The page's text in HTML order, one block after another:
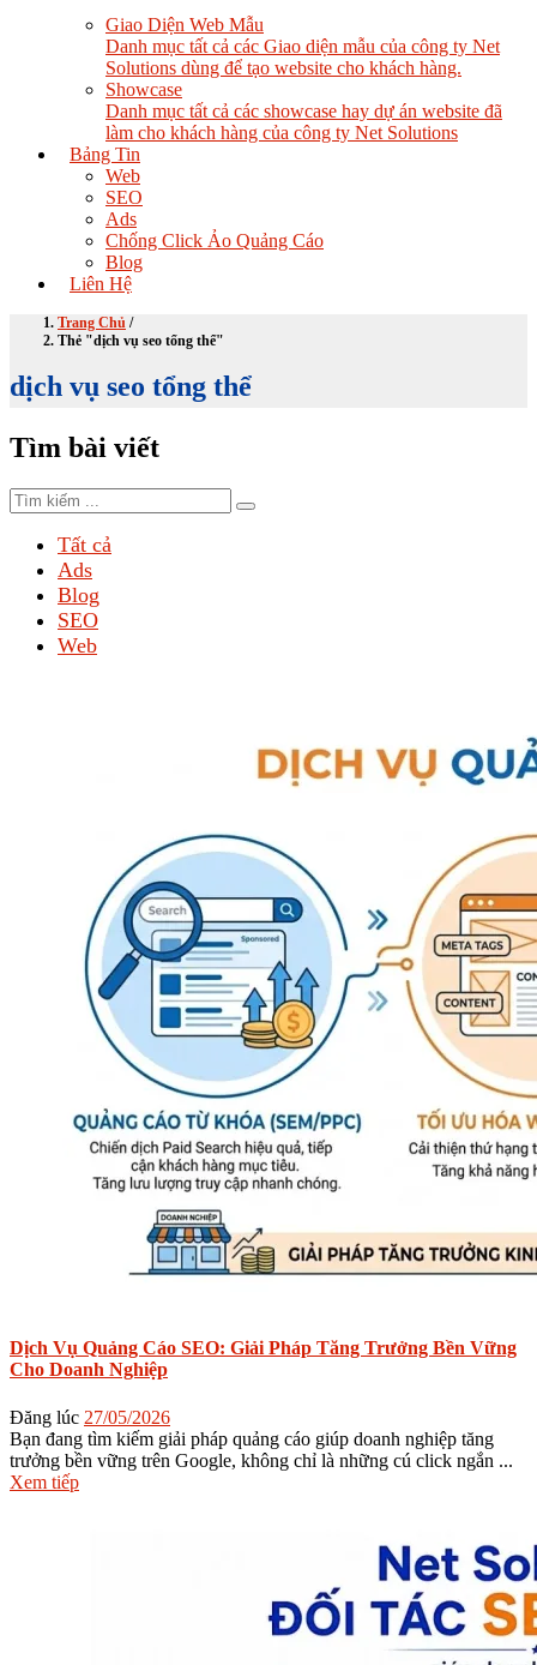
Giao Diện Web Mẫu
Danh mục tất cả các Giao diện mẫu của công ty Net
Solutions dùng để tạo website cho khách hàng.
Showcase
Danh mục tất cả các showcase hay dự án website đã
làm cho khách hàng của công ty Net Solutions
Bảng Tin
Web
SEO
Ads
Chống Click Ảo Quảng Cáo
Blog
Liên Hệ
Trang Chủ /
Thẻ "dịch vụ seo tổng thể"
dịch vụ seo tổng thể
Tìm bài viết
Tất cả
Ads
Blog
SEO
Web
Dịch Vụ Quảng Cáo SEO: Giải Pháp Tăng Trưởng Bền Vững
Cho Doanh Nghiệp
Đăng lúc 27/05/2026
Bạn đang tìm kiếm giải pháp quảng cáo giúp doanh nghiệp tăng
trưởng bền vững trên Google, không chỉ là những cú click ngắn ...
Xem tiếp